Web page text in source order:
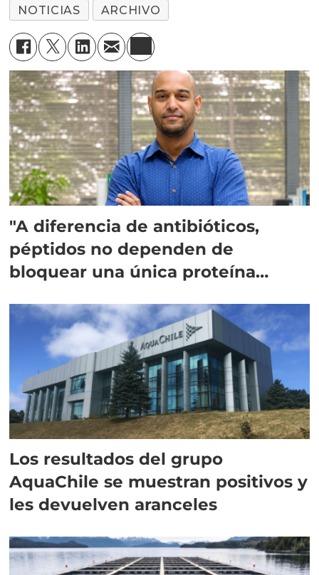
NOTICIAS ARCHIVO
"A diferencia de antibióticos,
péptidos no dependen de
bloquear una única proteína
Los resultados del grupo
AquaChile se muestran positivos y
les devuelven aranceles